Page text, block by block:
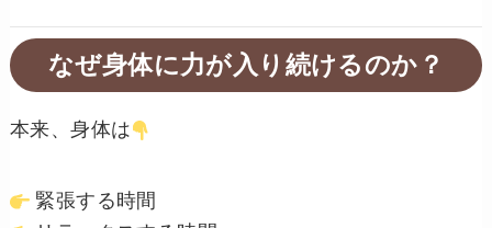
なぜ身体に力が入り続けるのか？
本来、身体は
緊張する時間